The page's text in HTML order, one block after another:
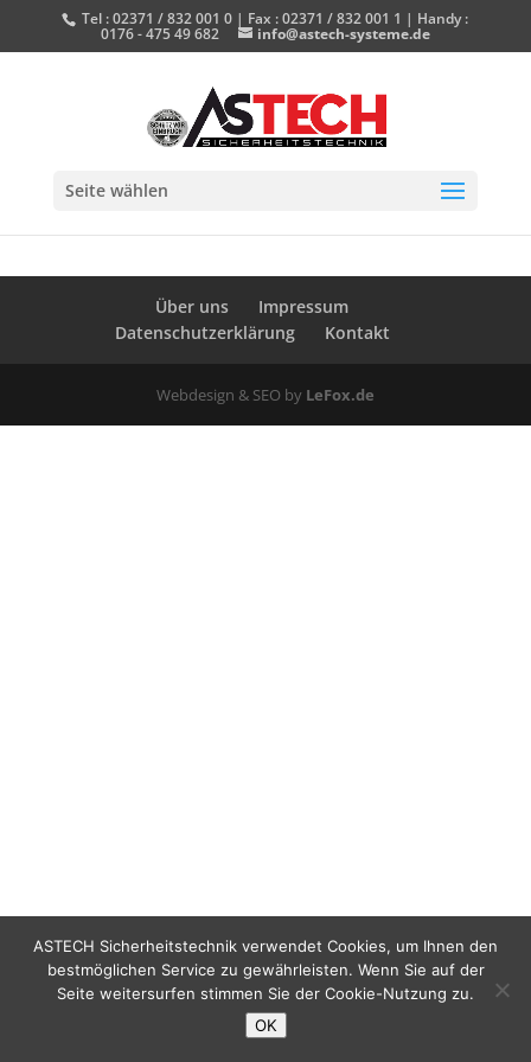
Tel : 02371 / 832 001 0 | Fax : 02371 / 832 001 1 | Handy :
0176 - 475 49 682 info@astech-systeme.de
Seite wählen
Über uns
Impressum
Datenschutzerklärung
Kontakt
Webdesign & SEO by LeFox.de
ASTECH Sicherheitstechnik verwendet Cookies, um Ihnen den
bestmöglichen Service zu gewährleisten. Wenn Sie auf der
Seite weitersurfen stimmen Sie der Cookie-Nutzung zu.
OK